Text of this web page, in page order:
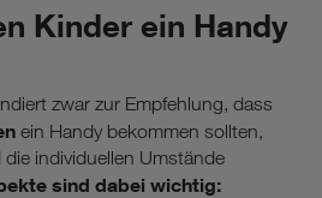
Kinder ein Handy
zwar zur Empfehlung, dass
ein Handy bekommen sollten,
individuellen Umstände
sind dabei wichtig: